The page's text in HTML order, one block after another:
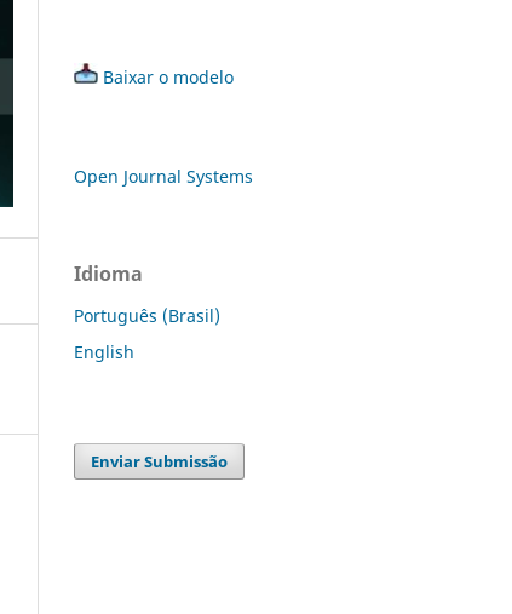
Baixar o modelo
Open Journal Systems
Idioma
Português (Brasil)
English
Enviar Submissão